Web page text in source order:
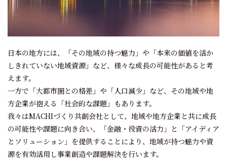
日本の地方には、「その地域の持つ魅力」や 「本来の価値を活か
しきれていない地域資源」など、 様々な成長の可能性があると考
えます。
一方で「大都市圏との格差」や「人口減少」など、 その地域や地
方企業が抱える「社会的な課題」もあります。
我々はMACHIづくり共創会社として、 地域や地方企業と共に成長
の可能性や課題に向き合い、
「金融・投資の活力」と「アイディア
とソリューション」を提供することにより、 地域が持つ魅力や資
源を有効活用し事業創造や課題解決を行います。